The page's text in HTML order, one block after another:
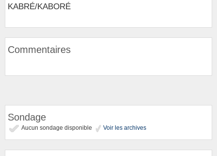
KABRÉ/KABORÉ
Commentaires
Sondage
Aucun sondage disponible Voir les archives